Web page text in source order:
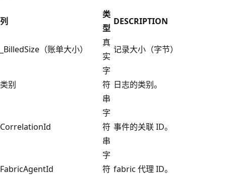
列
类
型
DESCRIPTION
_BilledSize（账单大小）
真
实
记录大小（字节）
类别
字
符
串
日志的类别。
CorrelationId
字
符
串
事件的关联 ID。
FabricAgentId
字
符 fabric 代理 ID。